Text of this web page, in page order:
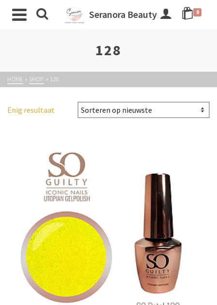
Seranora Beauty 0
128
HOME » SHOP » 128
Enig resultaat